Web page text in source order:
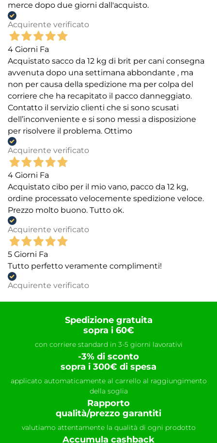
merce dopo due giorni dall'acquisto.
Acquirente verificato
4 Giorni Fa
Acquistato sacco da 12 kg di brit per cani consegna
avvenuta dopo una settimana abbondante , ma
non per causa della spedizione ma per colpa del
corriere che ha recapitato il pacco danneggiato.
Contatto il servizio clienti che si sono scusati
dell’inconveniente e si sono messi a disposizione
per risolvere il problema. Ottimo
Acquirente verificato
4 Giorni Fa
Acquistato cibo per il mio vano, pacco da 12 kg,
ordine processato velocemente spedizione veloce.
Prezzo molto buono. Tutto ok.
Acquirente verificato
5 Giorni Fa
Tutto perfetto veramente complimenti!
Acquirente verificato
Spedizione gratuita
sopra i 60€
con corriere standard in 3-5 giorni lavorativi
-3% di sconto
sopra i 300€ di spesa
applicato automaticamente al carrello al raggiungimento
della soglia
Rapporto
qualità/prezzo garantiti
valutiamo attentamente la qualità di ogni prodotto
Accumula cashback